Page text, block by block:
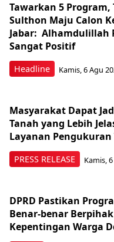
Headline
Tawarkan 5 Program,
Sulthon Maju Calon
Jabar: Alhamdulillah
Sangat Positif
Kamis, 6 Agu
PRESS RELEASE
Masyarakat Dapat
Tanah yang Lebih
Layanan Pengukuran
Kamis,
DPRD Pastikan
Benar-benar
Kepentingan Warga